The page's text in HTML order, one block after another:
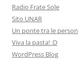
Radio Frate Sole
Sito UNAR
Un ponte tra le
Viva la pasta! :D
WordPress Blog